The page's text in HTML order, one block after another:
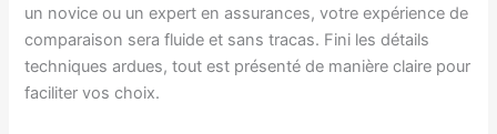
un novice ou un expert en assurances, votre expérience de
comparaison sera fluide et sans tracas. Fini les détails
techniques ardues, tout est présenté de manière claire pour
faciliter vos choix.